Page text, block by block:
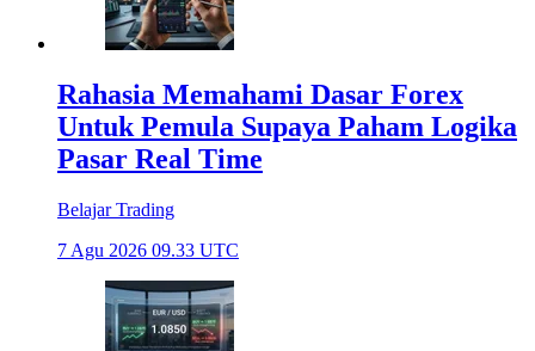
Rahasia Memahami Dasar Forex
Untuk Pemula Supaya Paham Logika
Pasar Real Time
Belajar Trading
7 Agu 2026 09.33 UTC